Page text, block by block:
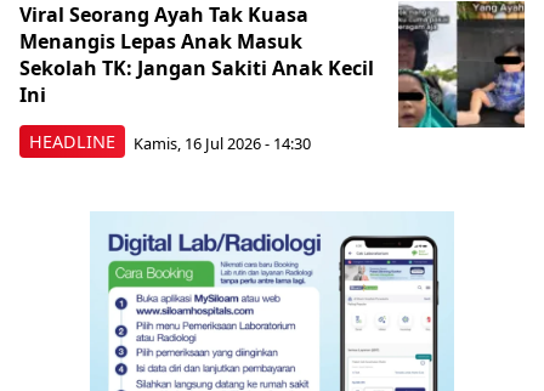
HEADLINE
Viral Seorang Ayah Tak Kuasa
Menangis Lepas Anak Masuk
Sekolah TK: Jangan Sakiti Anak Kecil
Ini
Kamis, 16 Jul 2026 - 14:30